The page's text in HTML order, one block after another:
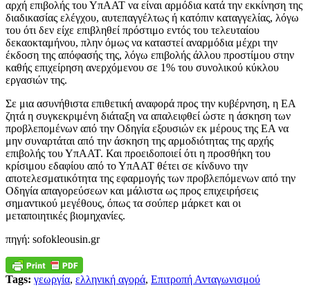
αρχή επιβολής του ΥπΑΑΤ να είναι αρμόδια κατά την εκκίνηση της
διαδικασίας ελέγχου, αυτεπαγγέλτως ή κατόπιν καταγγελίας, λόγω
του ότι δεν είχε επιβληθεί πρόστιμο εντός του τελευταίου
δεκαοκταμήνου, πλην όμως να καταστεί αναρμόδια μέχρι την
έκδοση της απόφασής της, λόγω επιβολής άλλου προστίμου στην
καθής επιχείρηση ανερχόμενου σε 1% του συνολικού κύκλου
εργασιών της.
Σε μια ασυνήθιστα επιθετική αναφορά προς την κυβέρνηση, η ΕΑ
ζητά η συγκεκριμένη διάταξη να απαλειφθεί ώστε η άσκηση των
προβλεπομένων από την Οδηγία εξουσιών εκ μέρους της ΕΑ να
μην συναρτάται από την άσκηση της αρμοδιότητας της αρχής
επιβολής του ΥπΑΑΤ. Και προειδοποιεί ότι η προσθήκη του
κρίσιμου εδαφίου από το ΥπΑΑΤ θέτει σε κίνδυνο την
αποτελεσματικότητα της εφαρμογής των προβλεπόμενων από την
Οδηγία απαγορεύσεων και μάλιστα ως προς επιχειρήσεις
σημαντικού μεγέθους, όπως τα σούπερ μάρκετ και οι
μεταποιητικές βιομηχανίες.
πηγή: sofokleousin.gr
Tags: γεωργία, ελληνική αγορά, Επιτροπή Ανταγωνισμού